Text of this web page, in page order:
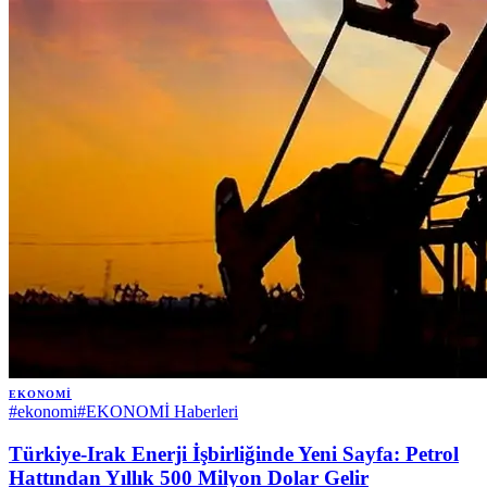
EKONOMI
#ekonomi#EKONOMİ Haberleri
Türkiye-Irak Enerji İşbirliğinde Yeni Sayfa: Petrol
Hattından Yıllık 500 Milyon Dolar Gelir